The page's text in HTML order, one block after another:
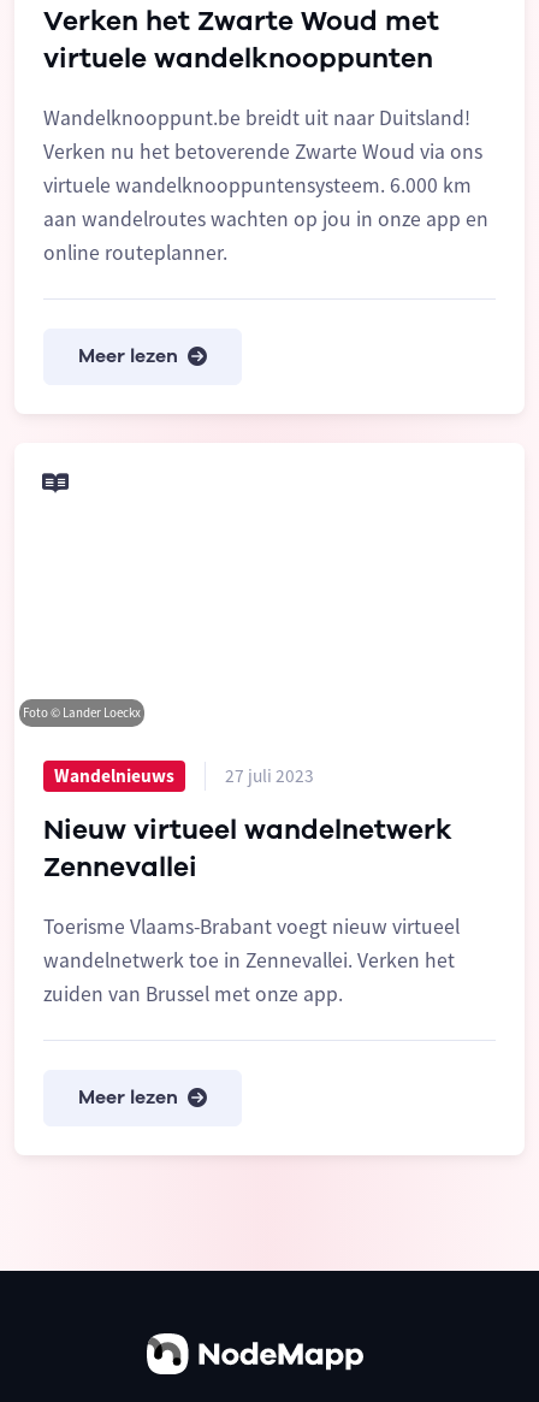
Verken het Zwarte Woud met
virtuele wandelknooppunten
Wandelknooppunt.be breidt uit naar Duitsland!
Verken nu het betoverende Zwarte Woud via ons
virtuele wandelknooppuntensysteem. 6.000 km
aan wandelroutes wachten op jou in onze app en
online routeplanner.
Meer lezen
Foto © Lander Loeckx
Wandelnieuws 27 juli 2023
Nieuw virtueel wandelnetwerk
Zennevallei
Toerisme Vlaams-Brabant voegt nieuw virtueel
wandelnetwerk toe in Zennevallei. Verken het
zuiden van Brussel met onze app.
Meer lezen